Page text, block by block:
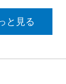
と見る